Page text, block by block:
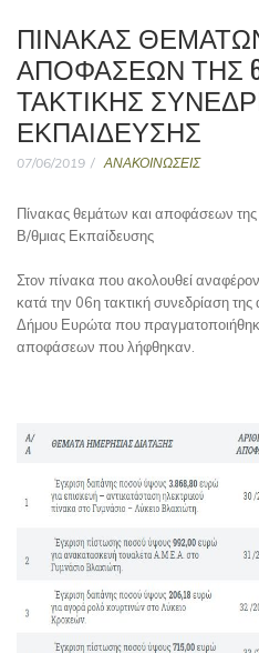
ΠΊΝΑΚΑΣ
ΑΠΟΦΆΣΕΩΝ ΤΗΣ
ΤΑΚΤΙΚΉΣ
ΕΚΠΑΊΔΕΥΣΗΣ
07/06/2019 ΑΝΑΚΟΙΝΩΣΕΙΣ
Πίνακας θεμάτων και αποφάσεων
Β/θμιας Εκπαίδευσης
Στον πίνακα που ακολουθεί
κατά την 06η τακτική συνεδρίαση
Δήμου Ευρώτα που
αποφάσεων που λήφθηκαν.